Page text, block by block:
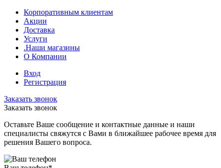
Корпоративным клиентам
Акции
Доставка
Услуги
.Наши магазины
О Компании
Вход
Регистрация
Заказать звонок
Заказать звонок
Оставьте Ваше сообщение и контактные данные и наши
специалисты свяжутся с Вами в ближайшее рабочее время для
решения Вашего вопроса.